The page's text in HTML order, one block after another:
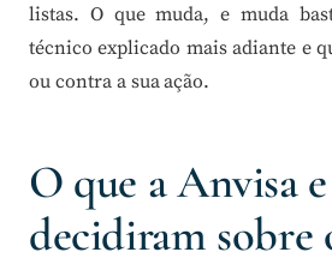
listas. O que muda, e muda
técnico explicado mais adiante e
ou contra a sua ação.
O que a Anvisa
decidiram sobre